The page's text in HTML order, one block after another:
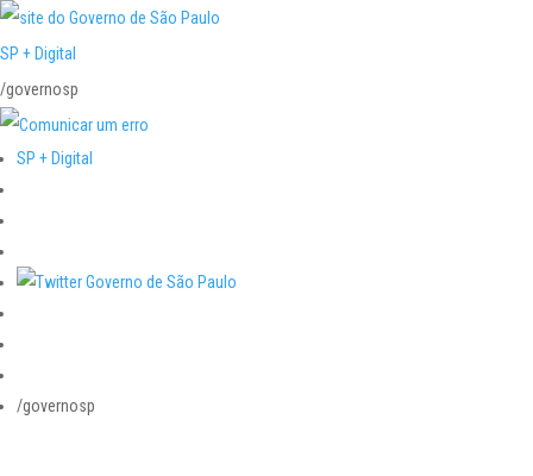
SP + Digital
/governosp
SP + Digital
/governosp